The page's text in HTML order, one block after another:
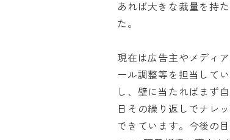
あれば大きな裁量を持
た。
現在は広告主やメディ
ール調整等を担当して
し、壁に当たればまず
日その繰り返しでナレ
できています。今後の